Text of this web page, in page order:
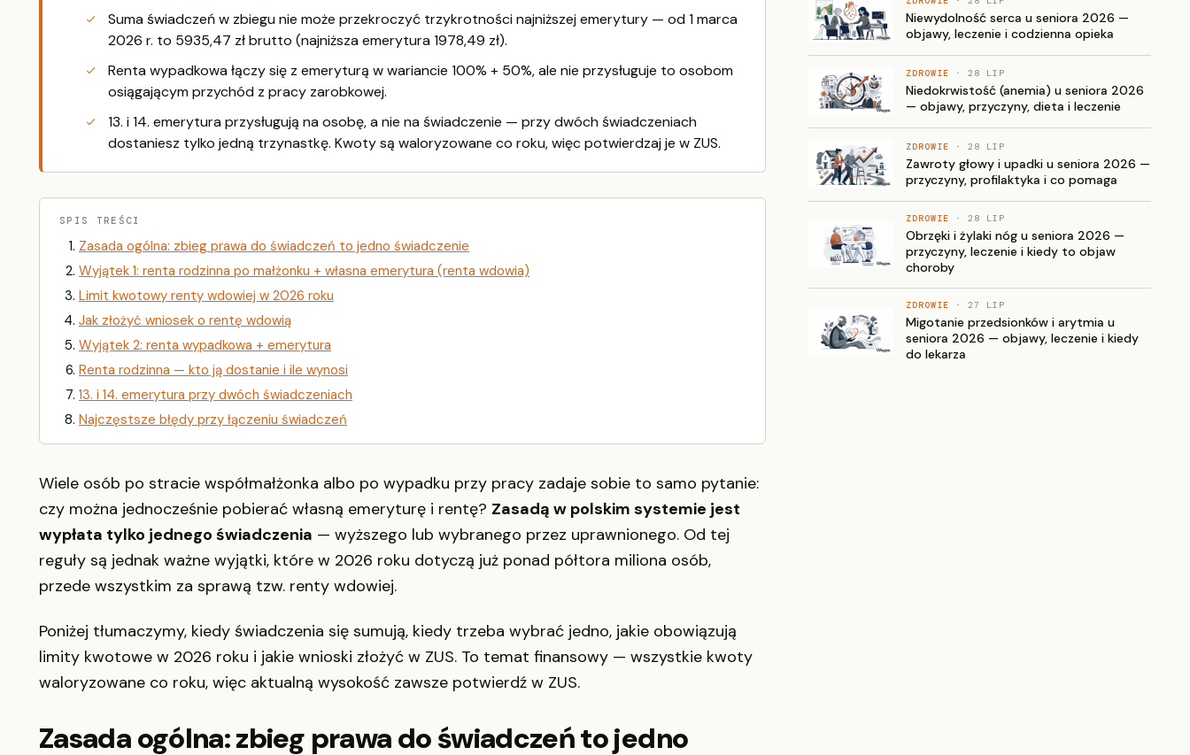
Suma świadczeń w zbiegu nie może przekroczyć trzykrotności najniższej emerytury — od 1 marca
2026 r. to 5935,47 zł brutto (najniższa emerytura 1978,49 zł).
Renta wypadkowa łączy się z emeryturą w wariancie 100% + 50%, ale nie przysługuje to osobom
osiągającym przychód z pracy zarobkowej.
13. i 14. emerytura przysługują na osobę, a nie na świadczenie — przy dwóch świadczeniach
dostaniesz tylko jedną trzynastkę. Kwoty są waloryzowane co roku, więc potwierdzaj je w ZUS.
SPIS TREŚCI
Zasada ogólna: zbieg prawa do świadczeń to jedno świadczenie
Wyjątek 1: renta rodzinna po małżonku + własna emerytura (renta wdowia)
Limit kwotowy renty wdowiej w 2026 roku
Jak złożyć wniosek o rentę wdowią
Wyjątek 2: renta wypadkowa + emerytura
Renta rodzinna — kto ją dostanie i ile wynosi
13. i 14. emerytura przy dwóch świadczeniach
Najczęstsze błędy przy łączeniu świadczeń
Wiele osób po stracie współmałżonka albo po wypadku przy pracy zadaje sobie to samo pytanie:
czy można jednocześnie pobierać własną emeryturę i rentę? Zasadą w polskim systemie jest
wypłata tylko jednego świadczenia — wyższego lub wybranego przez uprawnionego. Od tej
reguły są jednak ważne wyjątki, które w 2026 roku dotyczą już ponad półtora miliona osób,
przede wszystkim za sprawą tzw. renty wdowiej.
Poniżej tłumaczymy, kiedy świadczenia się sumują, kiedy trzeba wybrać jedno, jakie obowiązują
limity kwotowe w 2026 roku i jakie wnioski złożyć w ZUS. To temat finansowy — wszystkie kwoty
waloryzowane co roku, więc aktualną wysokość zawsze potwierdź w ZUS.
Zasada ogólna: zbieg prawa do świadczeń to jedno
Niewydolność serca u seniora 2026 —
objawy, leczenie i codzienna opieka
ZDROWIE · 28 LIP
Niedokrwistość (anemia) u seniora 2026
— objawy, przyczyny, dieta i leczenie
ZDROWIE · 28 LIP
Zawroty głowy i upadki u seniora 2026 —
przyczyny, profilaktyka i co pomaga
ZDROWIE · 28 LIP
Obrzęki i żylaki nóg u seniora 2026 —
przyczyny, leczenie i kiedy to objaw
choroby
ZDROWIE · 27 LIP
Migotanie przedsionków i arytmia u
seniora 2026 — objawy, leczenie i kiedy
do lekarza